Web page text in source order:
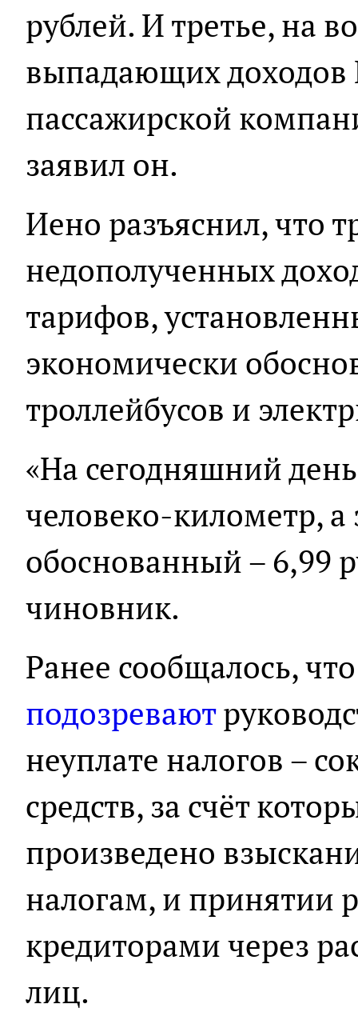
рублей. И третье, на
выпадающих
пассажирской
заявил он.
Иено разъяснил, что
недополученных
тарифов,
экономически
троллейбусов и
«На сегодняшний
человеко-километр,
обоснованный – 6,99
чиновник.
Ранее сообщалось,
подозревают
неуплате налогов –
средств, за счёт
произведено
налогам, и принятии
кредиторами через
лиц.